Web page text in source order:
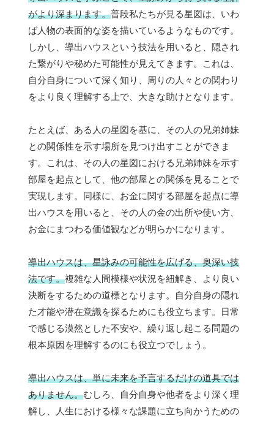
がより深まります。普段私たちが見る星図は、いわ
ば人物の表面的な姿を描いているようなものです。
しかし、導出ハウスという技法を用いると、隠され
た繋がりや秘めた可能性が見えてきます。これは、
自分自身について深く知り、周りの人々との関わり
をより良く理解する上で、大きな助けとなります。
たとえば、ある人の星図を基に、その人の兄弟姉妹
との関係性を示す場所を見つけ出すことができま
す。これは、その人の星図における兄弟姉妹を示す
部屋を起点として、他の部屋との関係を見ることで
実現します。同様に、お金に関する部屋を起点に導
出ハウスを用いると、その人の金の出所や使い方、
お金にまつわる価値観などが明らかになります。
導出ハウスは、星詠みの可能性を広げる、奥深い技
法です。複雑な人間模様や状況を紐解き、より良い
決断をするための道標となります。自分自身の隠れ
た才能や潜在意識を探るためにも役立ちます。日常
で感じる漠然とした不安や、繰り返し起こる問題の
根本原因を理解するのにも役立つでしょう。
導出ハウスは、単に未来を予言するだけの道具では
ありません。むしろ、自分自身や他者をより深く理
解し、人生における様々な課題に立ち向かうための